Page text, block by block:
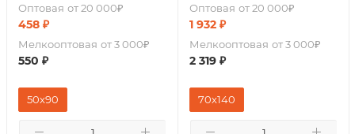
Оптовая от 20 000₽
458 ₽
Мелкооптовая от 3 000₽
550 ₽
50x90
Оптовая от 20 000₽
1 932 ₽
Мелкооптовая от 3 000₽
2 319 ₽
70х140